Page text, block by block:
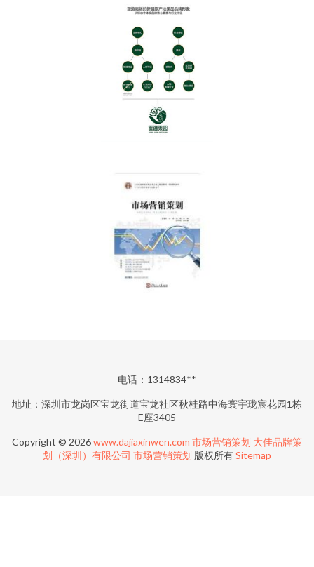
电话：1314834**
地址：深圳市龙岗区宝龙街道宝龙社区秋桂路中海寰宇珑宸花园1栋
E座3405
Copyright © 2026www.dajiaxinwen.com 市场营销策划 大佳品牌策
划（深圳）有限公司 市场营销策划 版权所有Sitemap